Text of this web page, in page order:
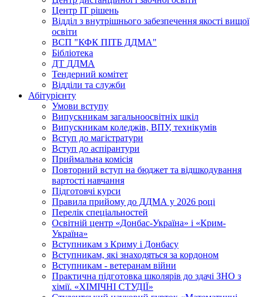
Центр ІТ рішень
Відділ з внутрішнього забезпечення якості вищої
освіти
ВСП "КФК ПІТБ ДДМА"
Бібліотека
ДТ ДДМА
Тендерний комітет
Відділи та служби
Абітурієнту
Умови вступу
Випускникам загальноосвітніх шкіл
Випускникам коледжів, ВПУ, технікумів
Вступ до магістратури
Вступ до аспірантури
Приймальна комісія
Повторний вступ на бюджет та відшкодування
вартості навчання
Підготовчі курси
Правила прийому до ДДМА у 2026 році
Перелік спеціальностей
Освітній центр «Донбас-Україна» і «Крим-
Україна»
Вступникам з Криму і Донбасу
Вступникам, які знаходяться за кордоном
Вступникам - ветеранам війни
Практична підготовка школярів до здачі ЗНО з
хімії. «ХІМІЧНІ СТУДІЇ»